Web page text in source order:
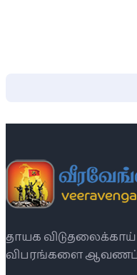
தாயக விடுதலைக்காய்
விபரங்களை